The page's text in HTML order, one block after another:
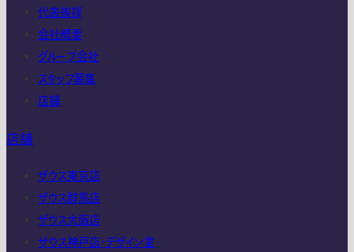
代表挨拶
会社概要
グループ会社
スタッフ募集
店舗
店舗
ザウス東京店
ザウス群馬店
ザウス大阪店
ザウス神戸店・デザイン室